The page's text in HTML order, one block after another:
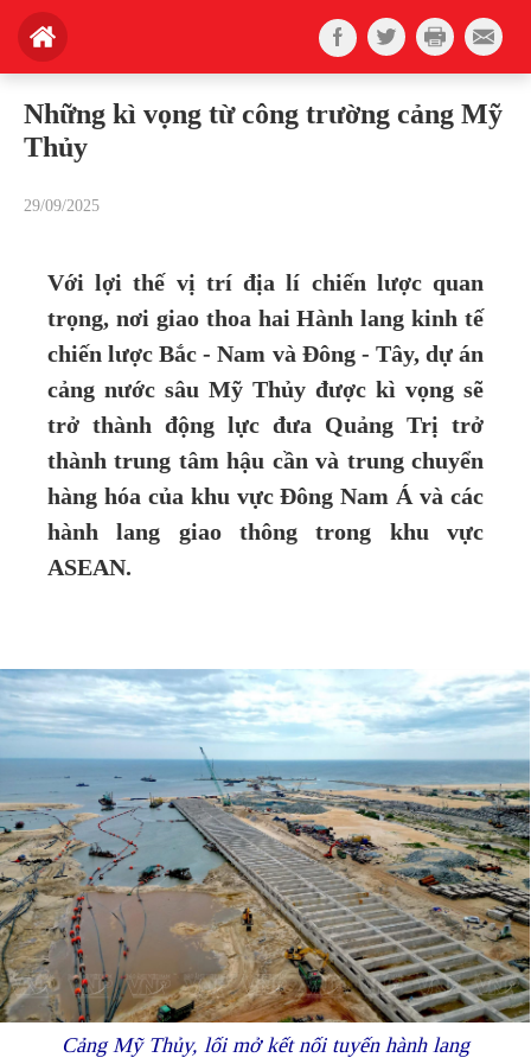
Những kì vọng từ công trường cảng Mỹ
Thủy
29/09/2025
Với lợi thế vị trí địa lí chiến lược quan
trọng, nơi giao thoa hai Hành lang kinh tế
chiến lược Bắc - Nam và Đông - Tây, dự án
cảng nước sâu Mỹ Thủy được kì vọng sẽ
trở thành động lực đưa Quảng Trị trở
thành trung tâm hậu cần và trung chuyển
hàng hóa của khu vực Đông Nam Á và các
hành lang giao thông trong khu vực
ASEAN.
Cảng Mỹ Thủy, lối mở kết nối tuyến hành lang